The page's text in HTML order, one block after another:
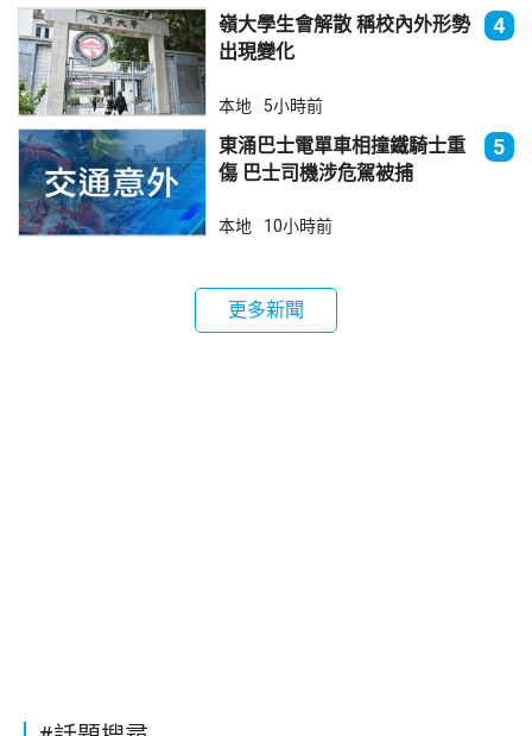
嶺大學生會解散 稱校內外形勢
出現變化
4
本地 5小時前
東涌巴士電單車相撞鐵騎士重
傷 巴士司機涉危駕被捕
5
本地 10小時前
更多新聞